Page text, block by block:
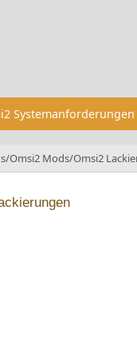
Systemanforderungen
Omsi2 Mods Omsi2